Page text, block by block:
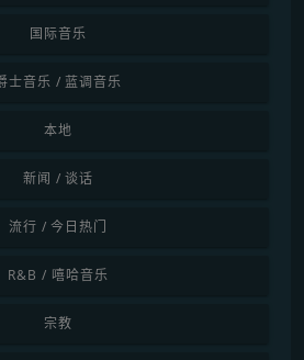
国际音乐
士音乐 / 蓝调音乐
本地
新闻 / 谈话
流行 / 今日热门
R&B / 嘻哈音乐
宗教